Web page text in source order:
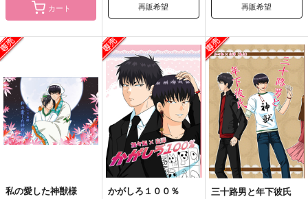
カート 再販希望 再販希望
私の愛した神獣様
かがしろ１００％
三十路男と年下彼氏